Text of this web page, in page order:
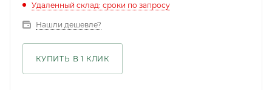
Удаленный склад: сроки по запросу
Нашли дешевле?
КУПИТЬ В 1 КЛИК